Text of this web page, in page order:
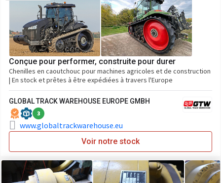
Conçue pour performer, construite pour durer
Chenilles en caoutchouc pour machines agricoles et de construction
| En stock et prêtes à être expédiées à travers l'Europe
GLOBAL TRACK WAREHOUSE EUROPE GMBH
3
www.globaltrackwarehouse.eu
Voir notre stock